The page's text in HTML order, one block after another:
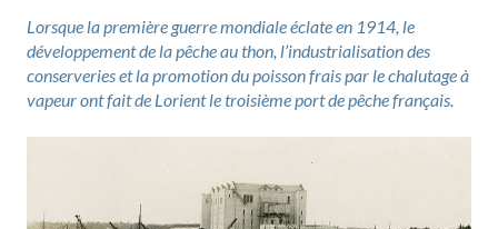
Lorsque la première guerre mondiale éclate en 1914, le
développement de la pêche au thon, l’industrialisation des
conserveries et la promotion du poisson frais par le chalutage à
vapeur ont fait de Lorient le troisième port de pêche français.